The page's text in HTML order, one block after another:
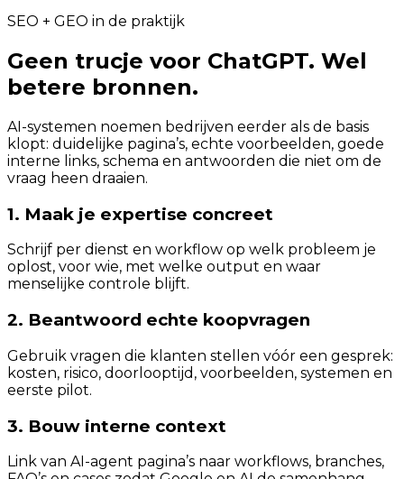
SEO + GEO in de praktijk
Geen trucje voor ChatGPT. Wel
betere bronnen.
AI-systemen noemen bedrijven eerder als de basis
klopt: duidelijke pagina’s, echte voorbeelden, goede
interne links, schema en antwoorden die niet om de
vraag heen draaien.
1. Maak je expertise concreet
Schrijf per dienst en workflow op welk probleem je
oplost, voor wie, met welke output en waar
menselijke controle blijft.
2. Beantwoord echte koopvragen
Gebruik vragen die klanten stellen vóór een gesprek:
kosten, risico, doorlooptijd, voorbeelden, systemen en
eerste pilot.
3. Bouw interne context
Link van AI-agent pagina’s naar workflows, branches,